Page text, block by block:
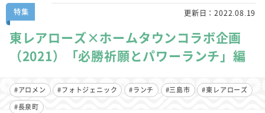
特集 更新日：2022.08.19
東レアローズ×ホームタウンコラボ企画
（2021）「必勝祈願とパワーランチ」編
#アロメン #フォトジェニック #ランチ #三島市
#東レアローズ
#長泉町